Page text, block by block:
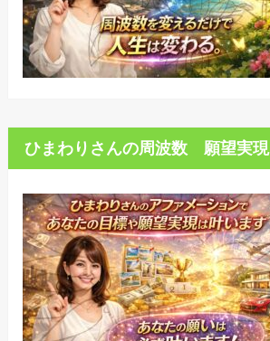
ひまわりさんの周波数 願望実現